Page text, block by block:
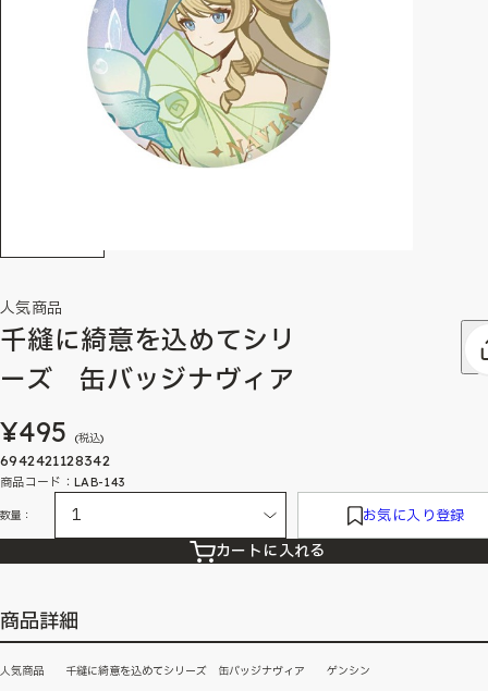
人気商品
千縫に綺意を込めてシリ
ーズ 缶バッジナヴィア
¥495 (税込)
6942421128342
商品コード：LAB-143
数量： お気に入り登録
カートに入れる
商品詳細
人気商品 千縫に綺意を込めてシリーズ 缶バッジナヴィア ゲンシン